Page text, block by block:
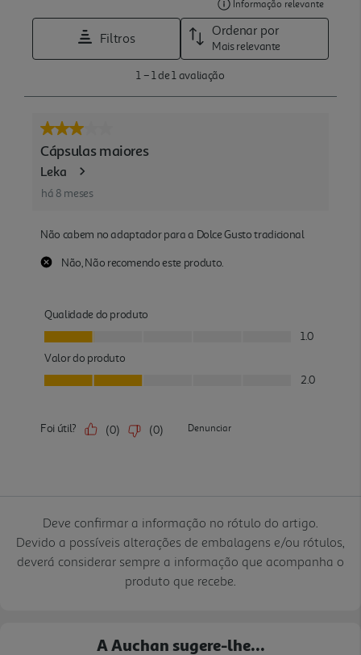
Deve confirmar a informação no rótulo do artigo.
Devido a possíveis alterações de embalagens e/ou rótulos,
deverá considerar sempre a informação que acompanha o
produto que recebe.
A Auchan sugere-lhe...